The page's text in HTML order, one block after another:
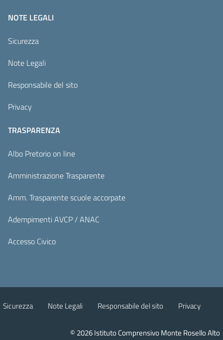
NOTE LEGALI
Sicurezza
Note Legali
Responsabile del sito
Privacy
TRASPARENZA
Albo Pretorio on line
Amministrazione Trasparente
Amm. Trasparente scuole accorpate
Adempimenti AVCP / ANAC
Accesso Civico
Sicurezza Note Legali Responsabile del sito Privacy
© 2026 Istituto Comprensivo Monte Rosello Alto